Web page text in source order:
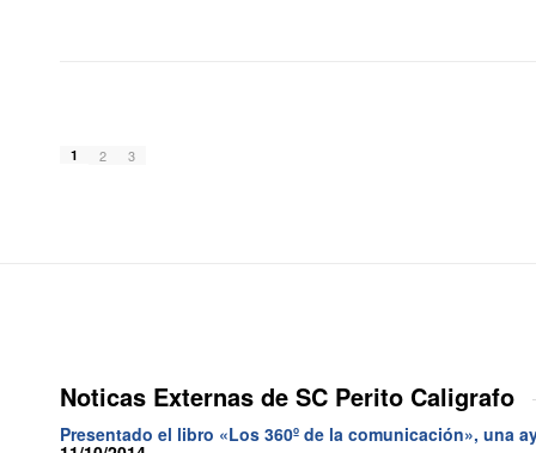
1 2 3
Noticas Externas de SC Perito Caligrafo
Presentado el libro «Los 360º de la comunicación», una